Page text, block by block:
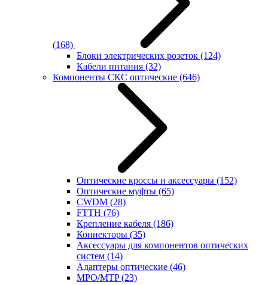
(168)
Блоки электрических розеток (124)
Кабели питания (32)
Компоненты СКС оптические (646)
Оптические кроссы и аксессуары (152)
Оптические муфты (65)
CWDM (28)
FTTH (76)
Крепление кабеля (186)
Коннекторы (35)
Аксессуары для компонентов оптических
систем (14)
Адаптеры оптические (46)
MPO/MTP(23)